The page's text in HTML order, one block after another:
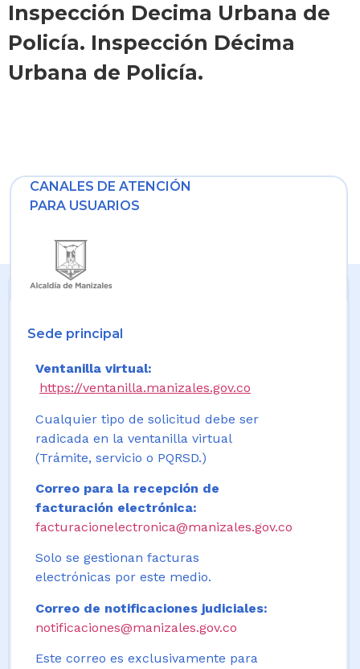
Inspección Decima Urbana de
Policía. Inspección Décima
Urbana de Policía.
CANALES DE ATENCIÓN
PARA USUARIOS
Sede principal
Ventanilla virtual:
https://ventanilla.manizales.gov.co
Cualquier tipo de solicitud debe ser
radicada en la ventanilla virtual
(Trámite, servicio o PQRSD.)
Correo para la recepción de
facturación electrónica:
facturacionelectronica@manizales.gov.co
Solo se gestionan facturas
electrónicas por este medio.
Correo de notificaciones judiciales:
notificaciones@manizales.gov.co
Este correo es exclusivamente para